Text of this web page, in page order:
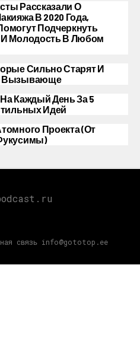
Рассказали О
В 2020 Года,
Подчеркнуть
И Молодость В Любом
Сильно Старят И
Вызывающе
Каждый День За 5
Идей
Проекта (от
связь info@gototop.ee